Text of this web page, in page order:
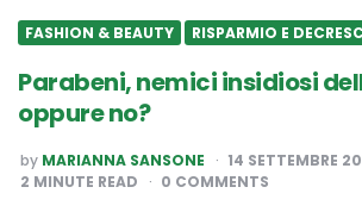
FASHION & BEAUTY RISPARMIO E
Parabeni, nemici insidiosi
oppure no?
POSTED
BY
by MARIANNA SANSONE
14 SETTEMBRE
2 MINUTE READ 0 COMMENTS